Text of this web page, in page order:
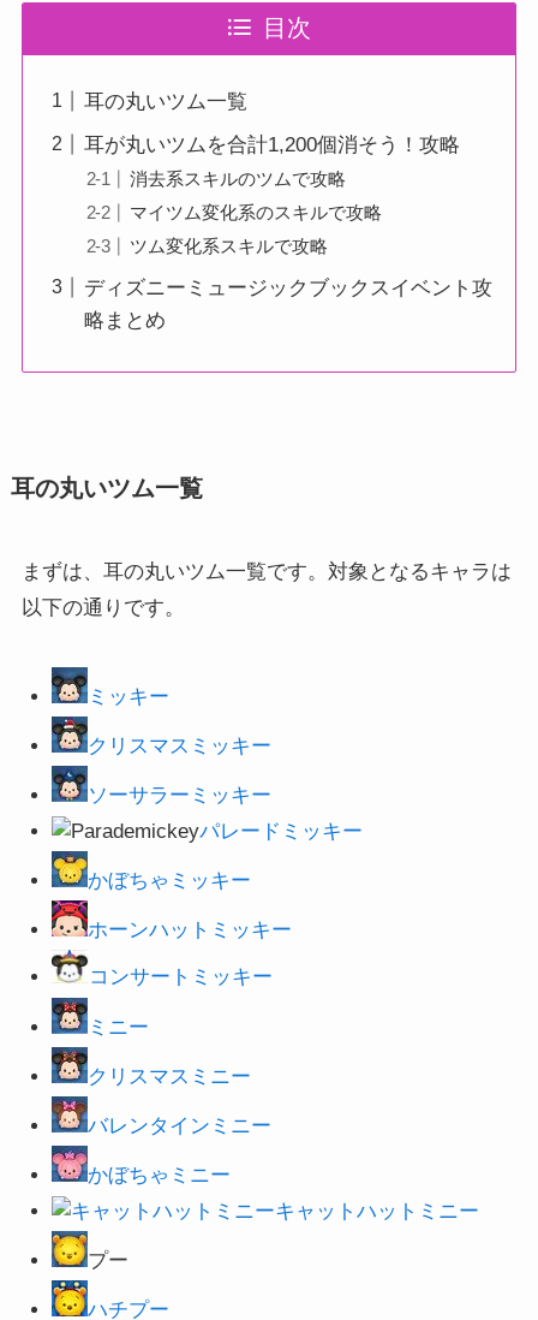
目次
耳の丸いツム一覧
耳が丸いツムを合計1,200個消そう！攻略
消去系スキルのツムで攻略
マイツム変化系のスキルで攻略
ツム変化系スキルで攻略
ディズニーミュージックブックスイベント攻
略まとめ
耳の丸いツム一覧
まずは、耳の丸いツム一覧です。対象となるキャラは
以下の通りです。
ミッキー
クリスマスミッキー
ソーサラーミッキー
パレードミッキー
かぼちゃミッキー
ホーンハットミッキー
コンサートミッキー
ミニー
クリスマスミニー
バレンタインミニー
かぼちゃミニー
キャットハットミニー
プー
ハチプー